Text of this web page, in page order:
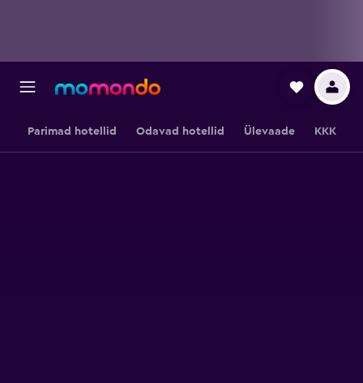
Parimad hotellid Odavad hotellid Ülevaade KKK